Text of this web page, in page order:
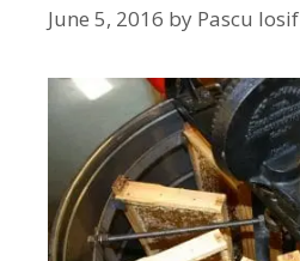
June 5, 2016 by Pascu Iosif